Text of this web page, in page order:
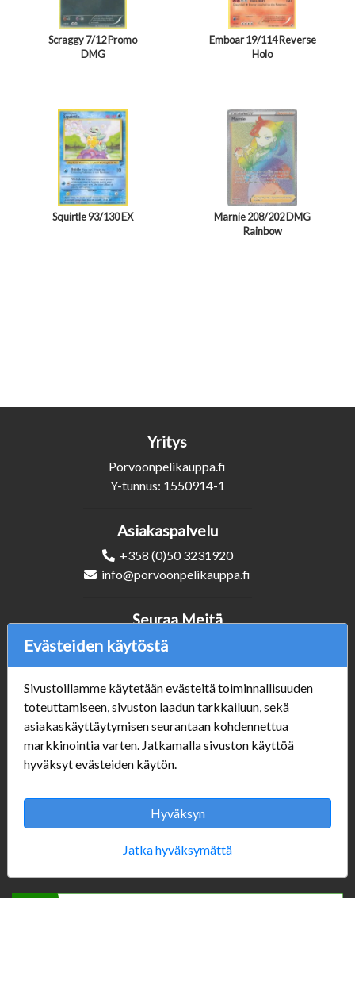
Scraggy 7/12 Promo
DMG
Emboar 19/114 Reverse
Holo
Squirtle 93/130 EX
Marnie 208/202 DMG
Rainbow
Yritys
Porvoonpelikauppa.fi
Y-tunnus: 1550914-1
Asiakaspalvelu
+358 (0)50 3231920
info@porvoonpelikauppa.fi
Verkkokauppa
#Yhteiskuntavastuu
#porvoonsithlord
Tilaus- ja toimitusehdot
Mannerheiminkatu 10
Aukioloajat:
Seuraa Meitä
Evästeiden käytöstä
Sivustoillamme käytetään evästeitä toiminnallisuuden
toteuttamiseen, sivuston laadun tarkkailuun, sekä
asiakaskäyttäytymisen seurantaan kohdennettua
markkinointia varten. Jatkamalla sivuston käyttöä
hyväksyt evästeiden käytön.
Hyväksyn
Jatka hyväksymättä